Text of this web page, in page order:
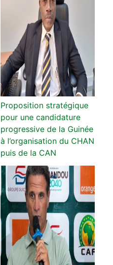
Proposition stratégique
pour une candidature
progressive de la Guinée
à l’organisation du CHAN
puis de la CAN